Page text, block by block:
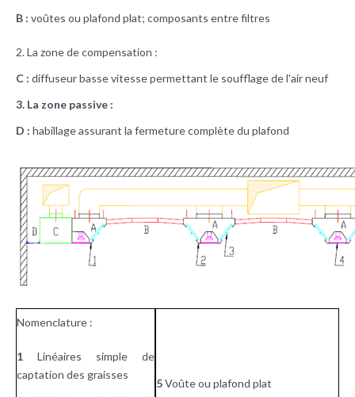
B : voûtes ou plafond plat; composants entre filtres
2. La zone de compensation :
C : diffuseur basse vitesse permettant le soufflage de l'air neuf
3. La zone passive :
D : habillage assurant la fermeture complète du plafond
Nomenclature :
1 Linéaires simple de
captation des graisses
5Voûte ou plafond plat